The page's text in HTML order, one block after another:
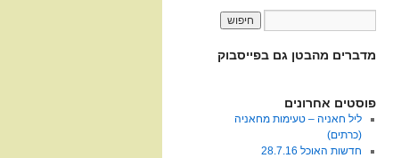
מדברים מהבטן גם בפייסבוק
פוסטים אחרונים
ליל חאניה – טעימות מחאניה
(כרתים)
חדשות האוכל 28.7.16